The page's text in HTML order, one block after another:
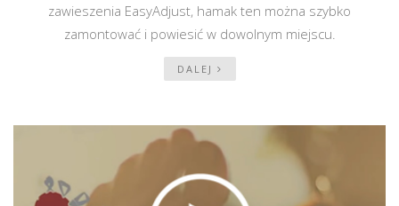
zawieszenia EasyAdjust, hamak ten można szybko
zamontować i powiesić w dowolnym miejscu.
DALEJ